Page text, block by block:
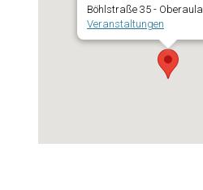
Böhlstraße 35 - Oberaula
Veranstaltungen